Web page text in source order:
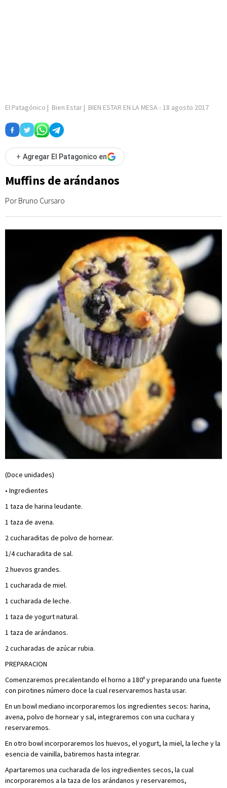
El Patagónico | Bien Estar | BIEN ESTAR EN LA MESA- 18 agosto 2017
+ Agregar El Patagonico en
Muffins de arándanos
Por Bruno Cursaro
(Doce unidades)
• Ingredientes
1 taza de harina leudante.
1 taza de avena.
2 cucharaditas de polvo de hornear.
1/4 cucharadita de sal.
2 huevos grandes.
1 cucharada de miel.
1 cucharada de leche.
1 taza de yogurt natural.
1 taza de arándanos.
2 cucharadas de azúcar rubia.
PREPARACION
Comenzaremos precalentando el horno a 180º y preparando una fuente
con pirotines número doce la cual reservaremos hasta usar.
En un bowl mediano incorporaremos los ingredientes secos: harina,
avena, polvo de hornear y sal, integraremos con una cuchara y
reservaremos.
En otro bowl incorporaremos los huevos, el yogurt, la miel, la leche y la
esencia de vainilla, batiremos hasta integrar.
Apartaremos una cucharada de los ingredientes secos, la cual
incorporaremos a la taza de los arándanos y reservaremos,